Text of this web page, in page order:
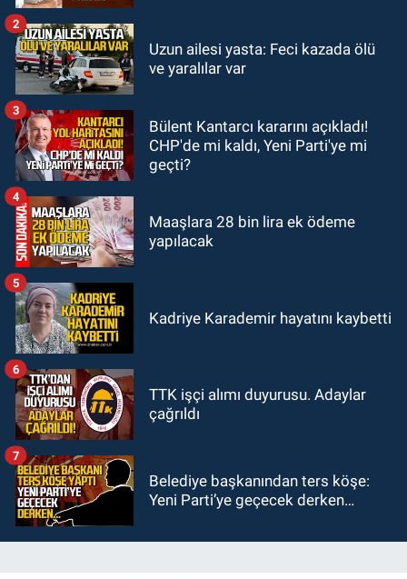
GÜNDEM
09:43 Arkadaşlıklar & Dostluklar
00:40Merve Kır Müftüoğlu
Anadolu’yu karış karış geziyor, yeni
Uzun ailesi yasta: Feci kazada ölü
ve yaralılar var
2
Bülent Kantarcı kararını açıkladı!
CHP'de mi kaldı, Yeni Parti'ye mi
geçti?
3
Maaşlara 28 bin lira ek ödeme
yapılacak
4
Kadriye Karademir hayatını kaybetti
5
TTK işçi alımı duyurusu. Adaylar
çağrıldı
6
Belediye başkanından ters köşe:
Yeni Parti’ye geçecek derken…
7